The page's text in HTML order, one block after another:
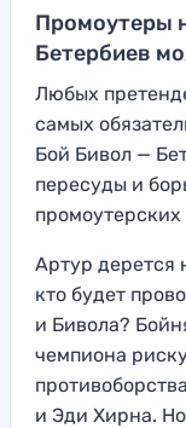
Промоутеры
Бетербиев
Любых
самых
Бой Бивол —
пересуды и
Артур дерется
кто будет
и Бивола?
чемпиона
и Эди Хирна.